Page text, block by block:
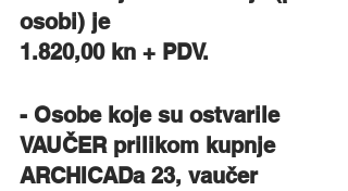
osobi) je
1.820,00 kn + PDV.
- Osobe koje su ostvarile
VAUČER prilikom kupnje
ARCHICADa 23, vaučer